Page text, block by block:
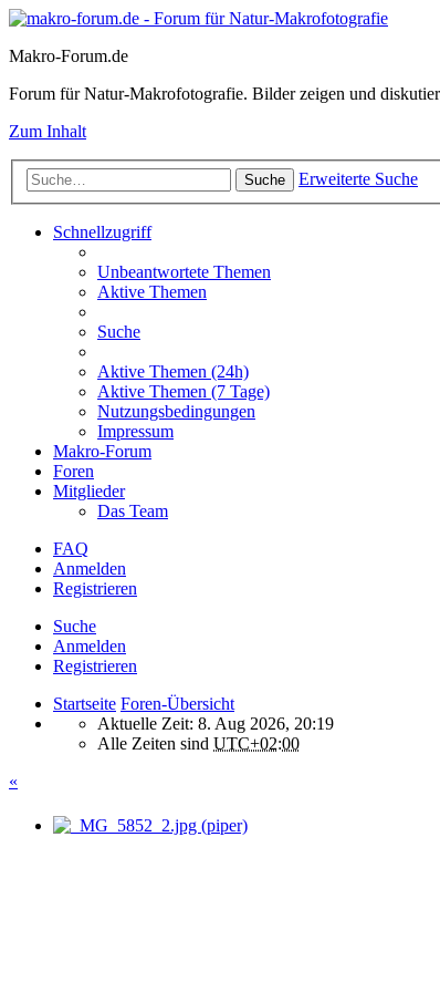
Makro-Forum.de
Forum für Natur-Makrofotografie. Bilder zeigen und
Zum Inhalt
Suche Erweiterte Suche
Schnellzugriff
Unbeantwortete Themen
Aktive Themen
Suche
Aktive Themen (24h)
Aktive Themen (7 Tage)
Nutzungsbedingungen
Impressum
Makro-Forum
Foren
Mitglieder
Das Team
FAQ
Anmelden
Registrieren
Suche
Anmelden
Registrieren
Startseite Foren-Übersicht
Aktuelle Zeit: 8. Aug 2026, 20:19
Alle Zeiten sind UTC+02:00
«